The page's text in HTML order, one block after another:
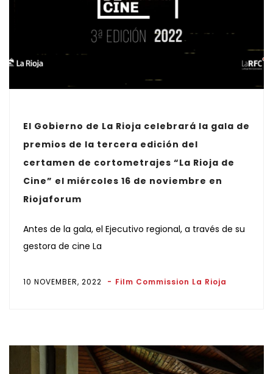
El Gobierno de La Rioja celebrará la gala de
premios de la tercera edición del
certamen de cortometrajes “La Rioja de
Cine” el miércoles 16 de noviembre en
Riojaforum
Antes de la gala, el Ejecutivo regional, a través de su
gestora de cine La
10 NOVEMBER, 2022 Film Commission La Rioja